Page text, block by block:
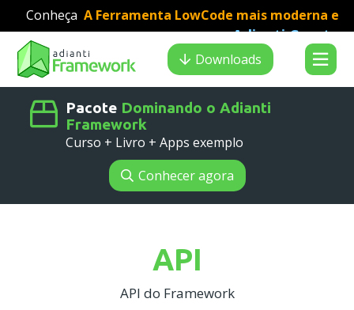
Conheça A Ferramenta LowCode mais moderna e
veloz para desenvolvimento PHP:Adianti Creator
Downloads
Pacote Dominando o Adianti
Framework
Curso + Livro + Apps exemplo
Conhecer agora
API
API do Framework
Search results